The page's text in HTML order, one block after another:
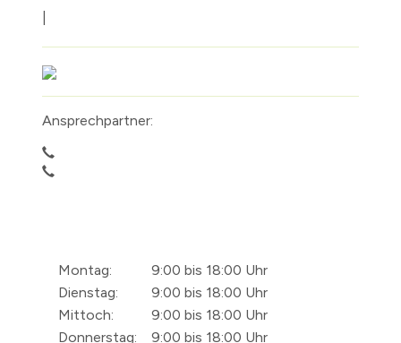
Ansprechpartner:
Montag:
9:00 bis 18:00 Uhr
Dienstag:
9:00 bis 18:00 Uhr
Mittoch:
9:00 bis 18:00 Uhr
Donnerstag:
9:00 bis 18:00 Uhr